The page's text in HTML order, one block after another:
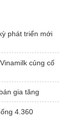
phát triển mới
củng cố
gia tăng
4.360